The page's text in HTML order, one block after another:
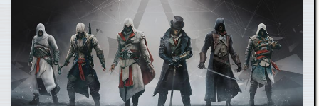
Event
“Macht die
großen
Kanonen